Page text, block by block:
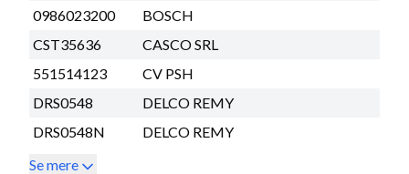
0986023200
BOSCH
CST35636
CASCO SRL
551514123
CV PSH
DRS0548
DELCO REMY
DRS0548N
DELCO REMY
Se mere